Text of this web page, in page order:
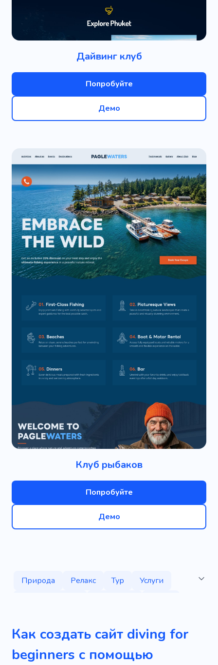
Дайвинг клуб
Попробуйте
Демо
Клуб рыбаков
Попробуйте
Демо
Природа Релакс Тур
Услуги
Боеприпасы
Рыбалка
Пляжи
Кемпинг для отдыха
Дайвинг
Как создать сайт diving for
beginners с помощью